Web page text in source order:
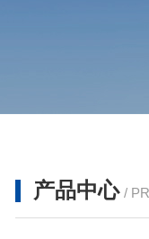
产品中心 /